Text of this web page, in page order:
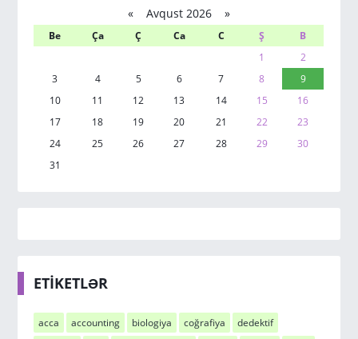
«Avqust 2026 »
Be Ça Ç Ca C Ş
B
1
2
3
4 5 6 7 8
9
10
11 12 13 14 15
16
17
18 19 20 21 22
23
24
25 26 27 28 29
30
31
ETİKETLƏR
acca accounting biologiya coğrafiya
dedektif